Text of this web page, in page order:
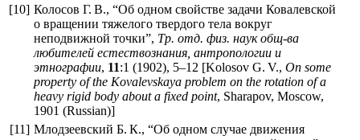
[10] Колосов Г. В., “Об одном свойстве задачи Ковалевской
о вращении тяжелого твердого тела вокруг
неподвижной точки”, Тр. отд. физ. наук общ-ва
любителей естествознания, антропологии и
этнографии, 11:1 (1902), 5–12 [Kolosov G. V., On some
property of the Kovalevskaya problem on the rotation of a
heavy rigid body about a fixed point, Sharapov, Moscow,
1901 (Russian)]
[11] Млодзеевский Б. К., “Об одном случае движения